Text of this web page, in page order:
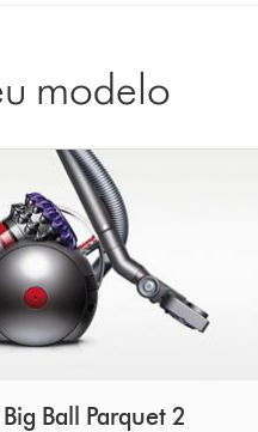
modelo
Ball Parquet 2